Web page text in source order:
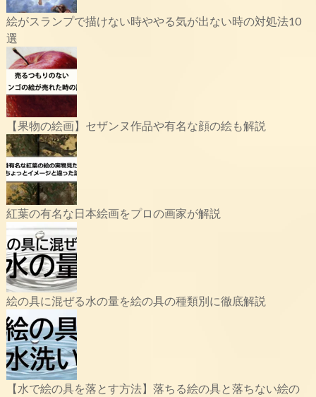
絵がスランプで描けない時ややる気が出ない時の対処法10
選
【果物の絵画】セザンヌ作品や有名な顔の絵も解説
紅葉の有名な日本絵画をプロの画家が解説
絵の具に混ぜる水の量を絵の具の種類別に徹底解説
【水で絵の具を落とす方法】落ちる絵の具と落ちない絵の